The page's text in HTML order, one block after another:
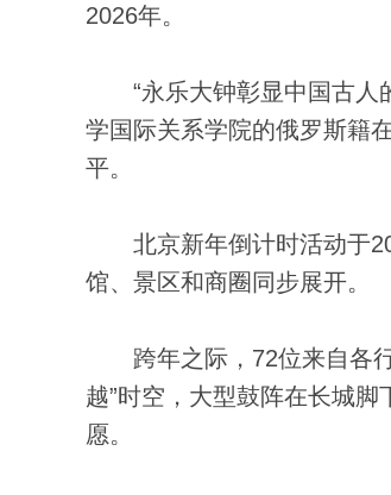
2026年。
“永乐大钟彰显中国古人的
学国际关系学院的俄罗斯籍
平。
北京新年倒计时活动于
馆、景区和商圈同步展开。
跨年之际，72位来自各行
越”时空，大型鼓阵在长城
愿。